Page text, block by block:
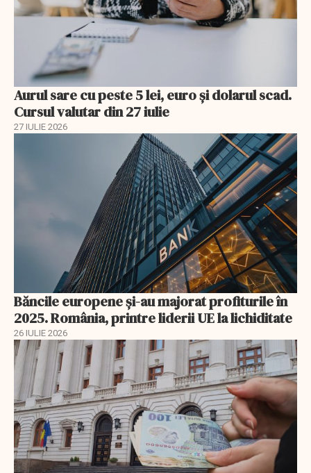
Aurul sare cu peste 5 lei, euro și dolarul scad.
Cursul valutar din 27 iulie
27 IULIE 2026
Băncile europene și-au majorat profiturile în
2025. România, printre liderii UE la lichiditate
26 IULIE 2026